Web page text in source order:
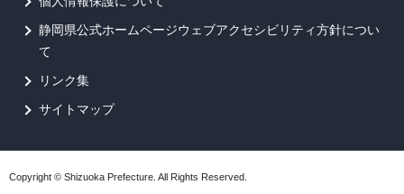
静岡県公式ホームページウェブアクセシビリティ方針につい
て
リンク集
サイトマップ
Copyright © Shizuoka Prefecture. All Rights Reserved.